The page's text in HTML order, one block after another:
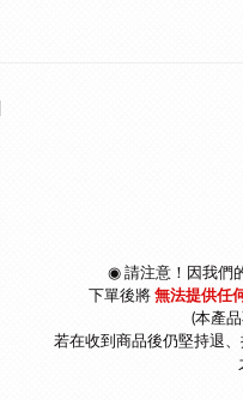
◉ 請注意！因我們
下單後將 無法提供任
(本產
若在收到商品後仍堅持退